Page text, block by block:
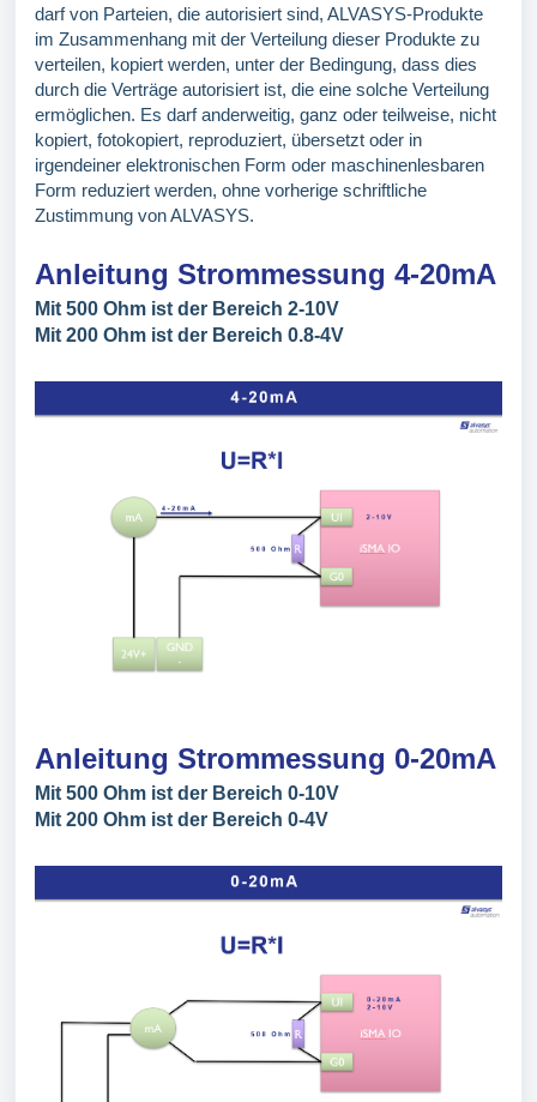
darf von Parteien, die autorisiert sind, ALVASYS-Produkte
im Zusammenhang mit der Verteilung dieser Produkte zu
verteilen, kopiert werden, unter der Bedingung, dass dies
durch die Verträge autorisiert ist, die eine solche Verteilung
ermöglichen. Es darf anderweitig, ganz oder teilweise, nicht
kopiert, fotokopiert, reproduziert, übersetzt oder in
irgendeiner elektronischen Form oder maschinenlesbaren
Form reduziert werden, ohne vorherige schriftliche
Zustimmung von ALVASYS.
Anleitung Strommessung 4-20mA
Mit 500 Ohm ist der Bereich 2-10V
Mit 200 Ohm ist der Bereich 0.8-4V
Anleitung Strommessung 0-20mA
Mit 500 Ohm ist der Bereich 0-10V
Mit 200 Ohm ist der Bereich 0-4V